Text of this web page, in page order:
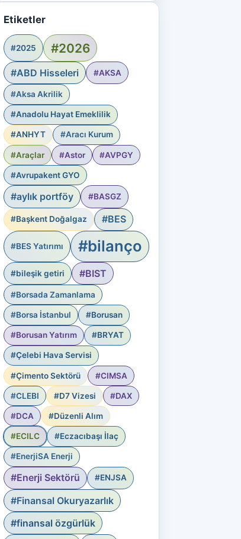
Etiketler
#2025 #2026
#ABD Hisseleri #AKSA
#Aksa Akrilik
#Anadolu Hayat Emeklilik
#ANHYT #Aracı Kurum
#Araçlar #Astor #AVPGY
#Avrupakent GYO
#aylık portföy #BASGZ
#Başkent Doğalgaz #BES
#BES Yatırımı #bilanço
#bileşik getiri #BIST
#Borsada Zamanlama
#Borsa İstanbul #Borusan
#Borusan Yatırım #BRYAT
#Çelebi Hava Servisi
#Çimento Sektörü #CIMSA
#CLEBI #D7 Vizesi #DAX
#DCA #Düzenli Alım
#ECILC #Eczacıbaşı İlaç
#EnerjiSA Enerji
#Enerji Sektörü #ENJSA
#Finansal Okuryazarlık
#finansal özgürlük